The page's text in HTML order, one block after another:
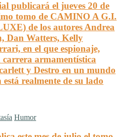
publicará el jueves 20 de
tomo de CAMINO A G.I.
de los autores Andrea
Dan Watters, Kelly
en el que espionaje,
armamentística
y Destro en un mundo
realmente de su lado
Humor